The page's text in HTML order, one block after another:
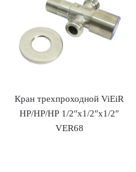
Кран трехпроходной ViEiR
HР/НР/НР 1/2″х1/2″х1/2″
VER68